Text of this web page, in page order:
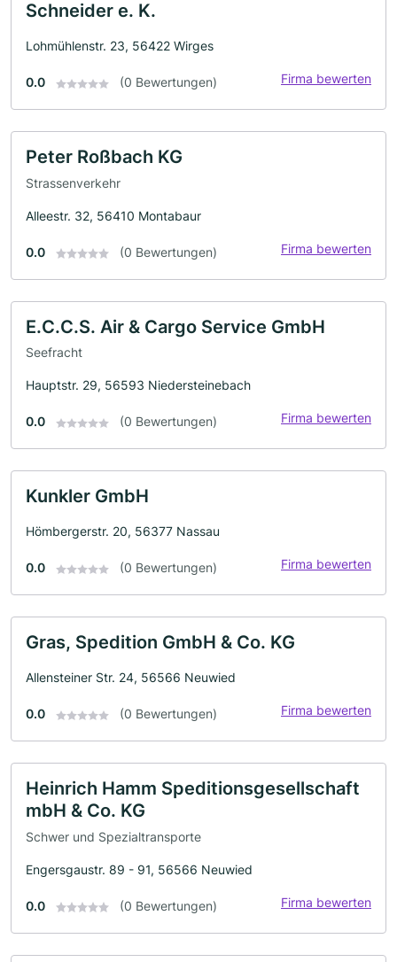
Schneider e. K.
Lohmühlenstr. 23, 56422 Wirges
0.0 (0 Bewertungen) Firma bewerten
Peter Roßbach KG
Strassenverkehr
Alleestr. 32, 56410 Montabaur
0.0 (0 Bewertungen) Firma bewerten
E.C.C.S. Air & Cargo Service GmbH
Seefracht
Hauptstr. 29, 56593 Niedersteinebach
0.0 (0 Bewertungen) Firma bewerten
Kunkler GmbH
Hömbergerstr. 20, 56377 Nassau
0.0 (0 Bewertungen) Firma bewerten
Gras, Spedition GmbH & Co. KG
Allensteiner Str. 24, 56566 Neuwied
0.0 (0 Bewertungen) Firma bewerten
Heinrich Hamm Speditionsgesellschaft
mbH & Co. KG
Schwer und Spezialtransporte
Engersgaustr. 89 - 91, 56566 Neuwied
0.0 (0 Bewertungen) Firma bewerten